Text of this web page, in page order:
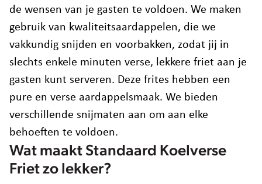
Landbouw
Voedselveiligheid en kwaliteit
Belgium NederlandsFrans
KIes regio en taal
Corporate Website
Asia
Australia
Brazil
Czech Republic
Denmark
Egypt
Estonia
France
de wensen van je gasten te voldoen. We maken
gebruik van kwaliteitsaardappelen, die we
vakkundig snijden en voorbakken, zodat jij in
slechts enkele minuten verse, lekkere friet aan je
gasten kunt serveren. Deze frites hebben een
pure en verse aardappelsmaak. We bieden
verschillende snijmaten aan om aan elke
behoeften te voldoen.
Wat maakt Standaard Koelverse
Friet zo lekker?